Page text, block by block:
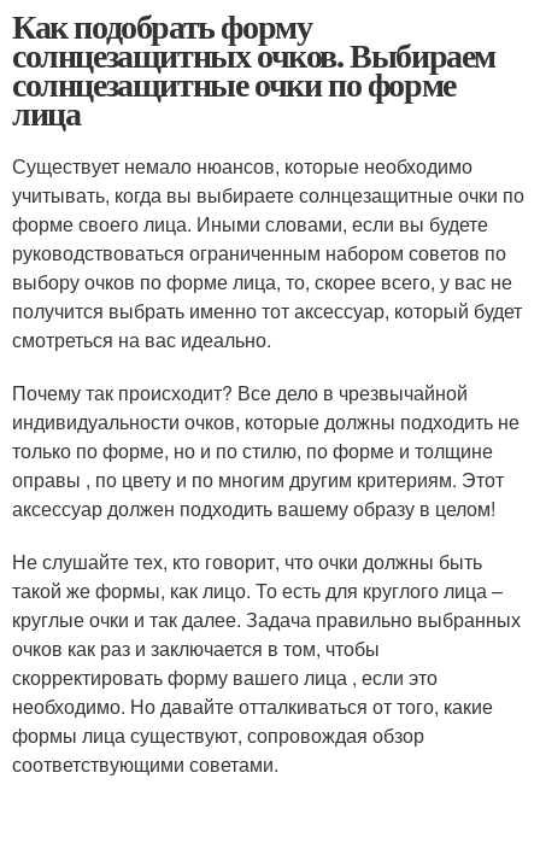
Как подобрать форму
солнцезащитных очков. Выбираем
солнцезащитные очки по форме
лица
Существует немало нюансов, которые необходимо
учитывать, когда вы выбираете солнцезащитные очки по
форме своего лица. Иными словами, если вы будете
руководствоваться ограниченным набором советов по
выбору очков по форме лица, то, скорее всего, у вас не
получится выбрать именно тот аксессуар, который будет
смотреться на вас идеально.
Почему так происходит? Все дело в чрезвычайной
индивидуальности очков, которые должны подходить не
только по форме, но и по стилю, по форме и толщине
оправы , по цвету и по многим другим критериям. Этот
аксессуар должен подходить вашему образу в целом!
Не слушайте тех, кто говорит, что очки должны быть
такой же формы, как лицо. То есть для круглого лица –
круглые очки и так далее. Задача правильно выбранных
очков как раз и заключается в том, чтобы
скорректировать форму вашего лица , если это
необходимо. Но давайте отталкиваться от того, какие
формы лица существуют, сопровождая обзор
соответствующими советами.